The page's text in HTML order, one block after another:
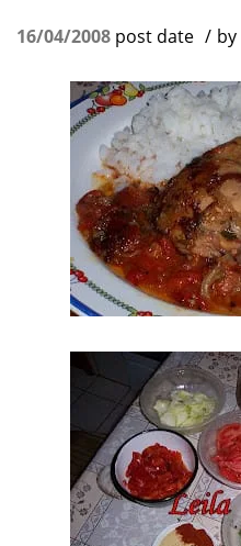
16/04/2008 post date by